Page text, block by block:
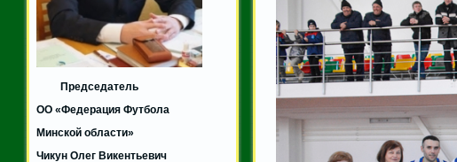
Председатель
ОО «Федерация Футбола
Минской области»
Чикун Олег Викентьевич